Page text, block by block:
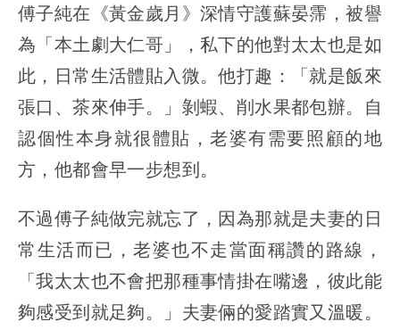
傅子純在《黃金歲月》深情守護蘇晏霈，被譽
為「本土劇大仁哥」，私下的他對太太也是如
此，日常生活體貼入微。他打趣：「就是飯來
張口、茶來伸手。」剝蝦、削水果都包辦。自
認個性本身就很體貼，老婆有需要照顧的地
方，他都會早一步想到。
不過傅子純做完就忘了，因為那就是夫妻的日
常生活而已，老婆也不走當面稱讚的路線，
「我太太也不會把那種事情掛在嘴邊，彼此能
夠感受到就足夠。」夫妻倆的愛踏實又溫暖。